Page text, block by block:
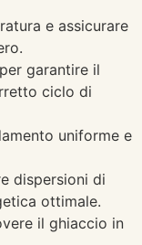
e assicurare
garantire il
ciclo di
uniforme e
dispersioni di
ottimale.
il ghiaccio in